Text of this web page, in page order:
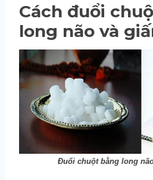
Cách đuổi
long não và
Đuổi chuột bằng long